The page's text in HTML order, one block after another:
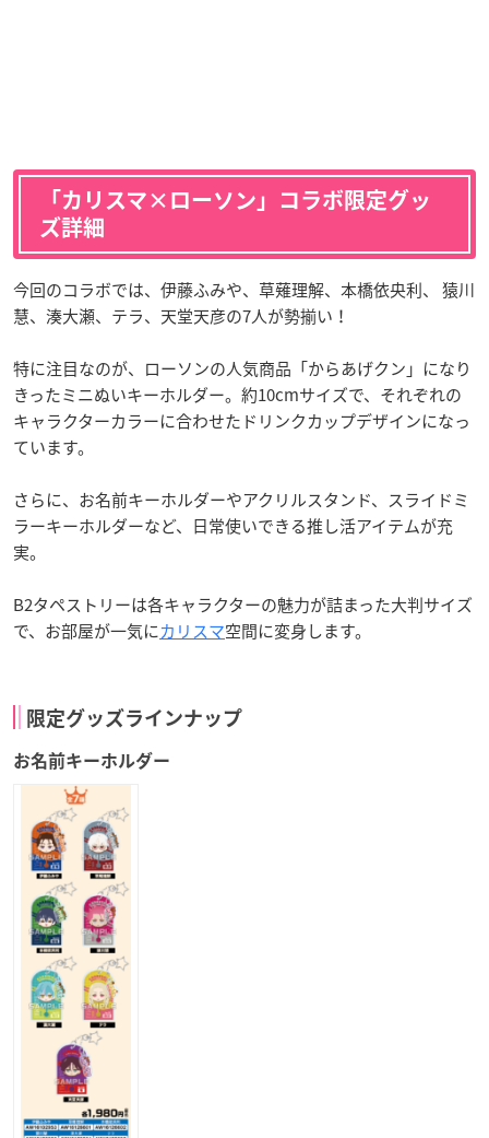
「カリスマ×ローソン」コラボ限定グッ
ズ詳細
今回のコラボでは、伊藤ふみや、草薙理解、本橋依央利、 猿川
慧、湊大瀬、テラ、天堂天彦の7人が勢揃い！
特に注目なのが、ローソンの人気商品「からあげクン」になり
きったミニぬいキーホルダー。約10cmサイズで、それぞれの
キャラクターカラーに合わせたドリンクカップデザインになっ
ています。
さらに、お名前キーホルダーやアクリルスタンド、スライドミ
ラーキーホルダーなど、日常使いできる推し活アイテムが充
実。
B2タペストリーは各キャラクターの魅力が詰まった大判サイズ
で、お部屋が一気にカリスマ空間に変身します。
限定グッズラインナップ
お名前キーホルダー